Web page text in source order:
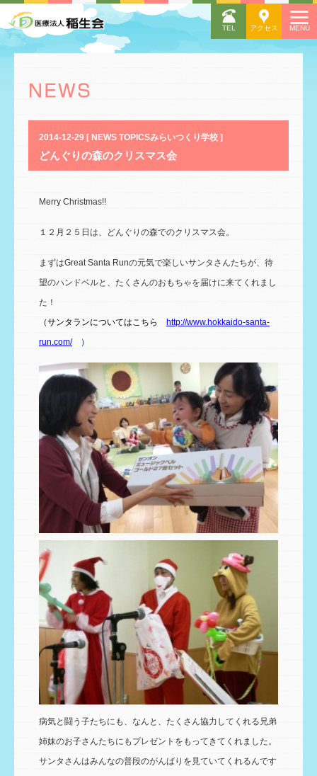
2014-12-29 [ NEWS TOPICSみらいつくり学校 ]
どんぐりの森のクリスマス会
Merry Christmas!!
１２月２５日は、どんぐりの森でのクリスマス会。
まずはGreat Santa Runの元気で楽しいサンタさんたちが、待
望のハンドベルと、たくさんのおもちゃを届けに来てくれまし
た！
（サンタランについてはこちら
http://www.hokkaido-santa-
run.com/）
病気と闘う子たちにも、なんと、たくさん協力してくれる兄弟
姉妹のお子さんたちにもプレゼントをもってきてくれました。
サンタさんはみんなの普段のがんばりを見ていてくれるんです